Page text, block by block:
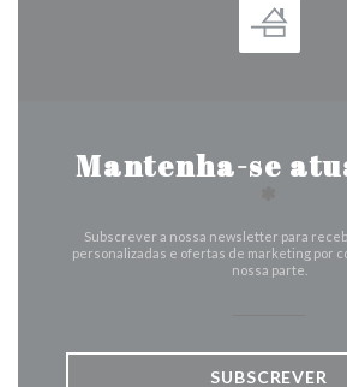
Mantenha-se
Subscrever a nossa newsletter para
personalizadas e ofertas de marketing por
nossa parte.
SUBSCREVER